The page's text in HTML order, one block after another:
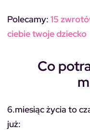
Polecamy: 15
ciebie twoje dziecko
Co
6.miesiąc życia to
już: